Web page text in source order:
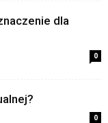
dla
0
0